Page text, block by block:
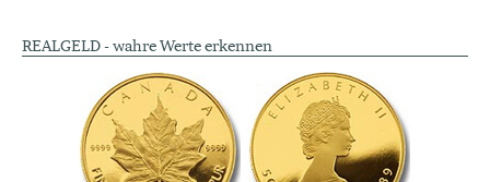
REALGELD - wahre Werte erkennen